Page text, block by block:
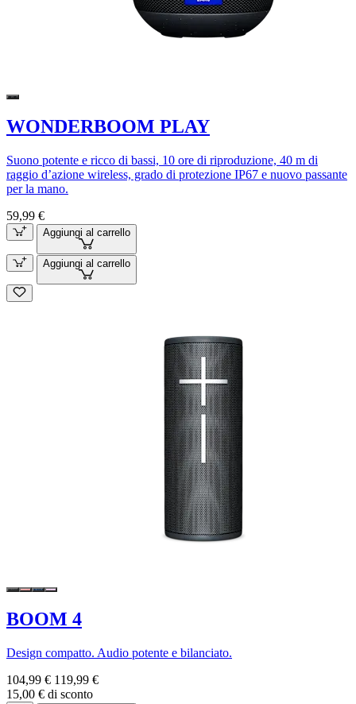
WONDERBOOM PLAY
Suono potente e ricco di bassi, 10 ore di riproduzione, 40 m di
raggio d’azione wireless, grado di protezione IP67 e nuovo passante
per la mano.
59,99 €
Aggiungi al carrello
Aggiungi al carrello
BOOM 4
Design compatto. Audio potente e bilanciato.
104,99 € 119,99 €
15,00 € di sconto